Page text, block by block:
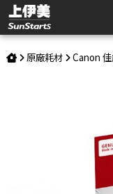
Canon 佳能 CLI-
原廠耗材 Canon